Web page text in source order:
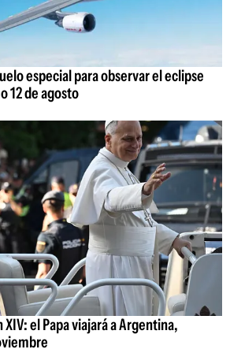
especial para observar el eclipse
12 de agosto
el Papa viajará a Argentina,